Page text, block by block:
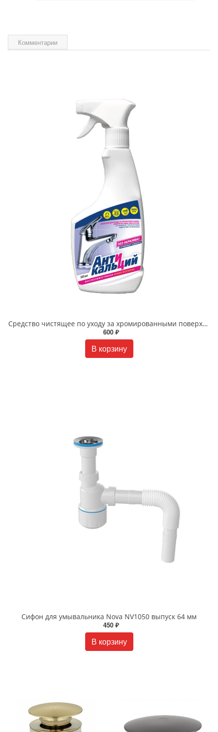
Комментарии
Cредство чистящее по уходу за хромированными поверхностями Lemark "АНТИКАЛЬЦИЙ", 500 мл LM8901A
600 ₽
В корзину
Сифон для умывальника Nova NV1050 выпуск 64 мм
450 ₽
В корзину